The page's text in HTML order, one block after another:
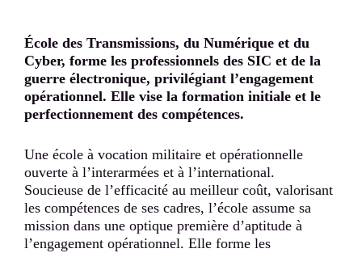
École des Transmissions, du Numérique et du
Cyber, forme les professionnels des SIC et de la
guerre électronique, privilégiant l’engagement
opérationnel. Elle vise la formation initiale et le
perfectionnement des compétences.
Une école à vocation militaire et opérationnelle
ouverte à l’interarmées et à l’international.
Soucieuse de l’efficacité au meilleur coût, valorisant
les compétences de ses cadres, l’école assume sa
mission dans une optique première d’aptitude à
l’engagement opérationnel. Elle forme les